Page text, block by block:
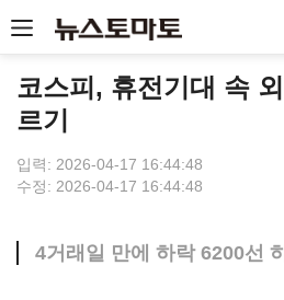
코스피, 휴전기대 속
르기
입력: 2026-04-17 16:44:48
수정: 2026-04-17 16:44:48
4거래일 만에 하락 6200선